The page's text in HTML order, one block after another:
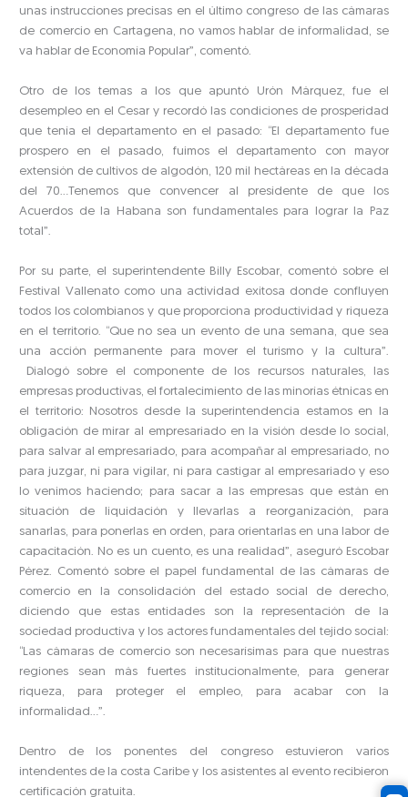
unas instrucciones precisas en el último congreso de las cámaras
de comercio en Cartagena, no vamos hablar de informalidad, se
va hablar de Economía Popular”, comentó.
Otro de los temas a los que apuntó Urón Márquez, fue el
desempleo en el Cesar y recordó las condiciones de prosperidad
que tenía el departamento en el pasado: “El departamento fue
prospero en el pasado, fuimos el departamento con mayor
extensión de cultivos de algodón, 120 mil hectáreas en la década
del 70…Tenemos que convencer al presidente de que los
Acuerdos de la Habana son fundamentales para lograr la Paz
total”.
Por su parte, el superintendente Billy Escobar, comentó sobre el
Festival Vallenato como una actividad exitosa donde confluyen
todos los colombianos y que proporciona productividad y riqueza
en el territorio. “Que no sea un evento de una semana, que sea
una acción permanente para mover el turismo y la cultura”.
Dialogó sobre el componente de los recursos naturales, las
empresas productivas, el fortalecimiento de las minorías étnicas en
el territorio: Nosotros desde la superintendencia estamos en la
obligación de mirar al empresariado en la visión desde lo social,
para salvar al empresariado, para acompañar al empresariado, no
para juzgar, ni para vigilar, ni para castigar al empresariado y eso
lo venimos haciendo; para sacar a las empresas que están en
situación de liquidación y llevarlas a reorganización, para
sanarlas, para ponerlas en orden, para orientarlas en una labor de
capacitación. No es un cuento, es una realidad”, aseguró Escobar
Pérez. Comentó sobre el papel fundamental de las cámaras de
comercio en la consolidación del estado social de derecho,
diciendo que estas entidades son la representación de la
sociedad productiva y los actores fundamentales del tejido social:
“Las cámaras de comercio son necesarísimas para que nuestras
regiones sean más fuertes institucionalmente, para generar
riqueza, para proteger el empleo, para acabar con la
informalidad…”.
Dentro de los ponentes del congreso estuvieron varios
intendentes de la costa Caribe y los asistentes al evento recibieron
certificación gratuita.